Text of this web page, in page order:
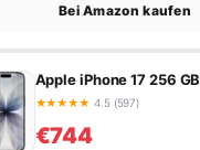
Bei Amazon kaufen
Apple iPhone 17 256 GB
★★★★★ 4.5 (597)
€744